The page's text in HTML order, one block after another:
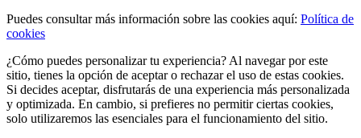
Puedes consultar más información sobre las cookies aquí: Política de
cookies
¿Cómo puedes personalizar tu experiencia? Al navegar por este
sitio, tienes la opción de aceptar o rechazar el uso de estas cookies.
Si decides aceptar, disfrutarás de una experiencia más personalizada
y optimizada. En cambio, si prefieres no permitir ciertas cookies,
solo utilizaremos las esenciales para el funcionamiento del sitio.